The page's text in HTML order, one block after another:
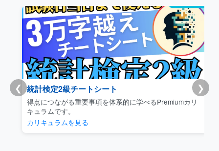
❮ ❯
統計検定2級チートシート
得点につながる重要事項を体系的に学べるPremiumカリ
キュラムです。
カリキュラムを見る